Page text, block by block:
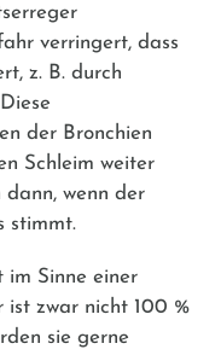
verringert, dass
z. B. durch
der Bronchien
Schleim weiter
dann, wenn der
stimmt.
im Sinne einer
ist zwar nicht 100 %
sie gerne